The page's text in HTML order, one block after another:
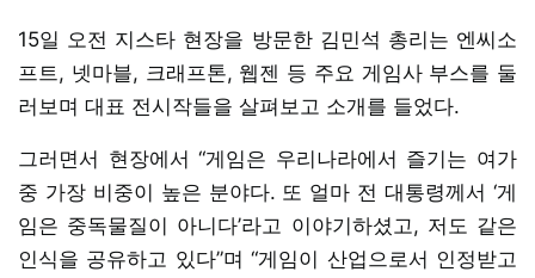
15일 오전 지스타 현장을 방문한 김민석 총리는 엔씨소
프트, 넷마블, 크래프톤, 웹젠 등 주요 게임사 부스를 둘
러보며 대표 전시작들을 살펴보고 소개를 들었다.
그러면서 현장에서 “게임은 우리나라에서 즐기는 여가
중 가장 비중이 높은 분야다. 또 얼마 전 대통령께서 ‘게
임은 중독물질이 아니다’라고 이야기하셨고, 저도 같은
인식을 공유하고 있다”며 “게임이 산업으로서 인정받고